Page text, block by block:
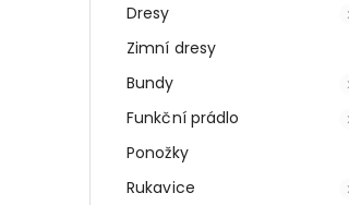
Dresy
Zimní dresy
Bundy
Funkční prádlo
Ponožky
Rukavice